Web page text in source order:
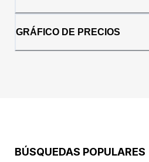
GRÁFICO DE PRECIOS
BÚSQUEDAS POPULARES